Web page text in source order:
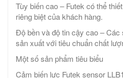
Tùy biến cao – Futek có thể
riêng biệt của khách hàng.
Độ bền và độ tin cậy cao –
sản xuất với tiêu chuẩn chất
Một số sản phẩm tiêu biểu
Cảm biến lực Futek sensor